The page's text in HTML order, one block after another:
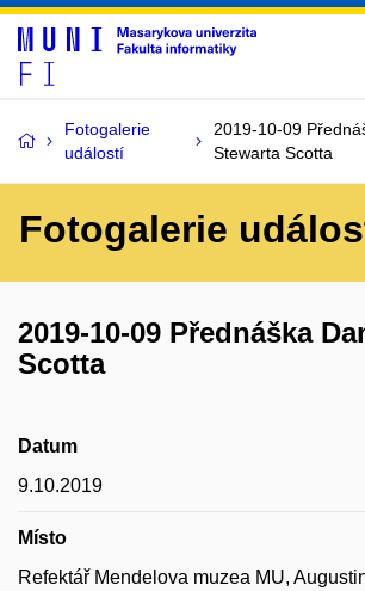
Fotogalerie
událostí
2019-10-09
Stewarta Scotta
Fotogalerie
2019-10-09 Přednáška
Scotta
Datum
9.10.2019
Místo
Refektář Mendelova muzea MU,